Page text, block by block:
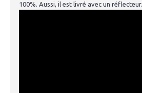
100%. Aussi, il est livré avec un réflecteur.